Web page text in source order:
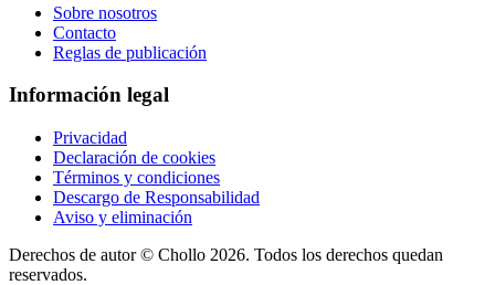
Sobre nosotros
Contacto
Reglas de publicación
Información legal
Privacidad
Declaración de cookies
Términos y condiciones
Descargo de Responsabilidad
Aviso y eliminación
Derechos de autor © Chollo 2026. Todos los derechos quedan
reservados.